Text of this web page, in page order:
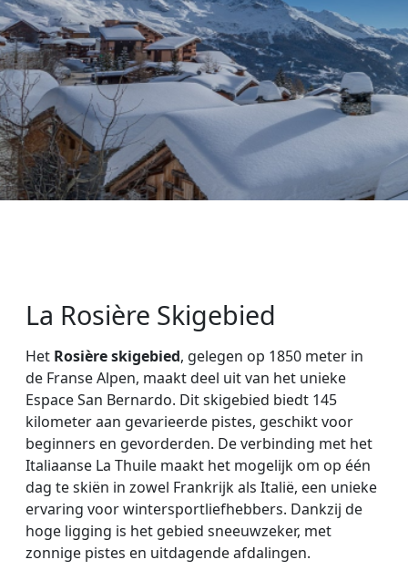
La Rosière Skigebied
Het Rosière skigebied, gelegen op 1850 meter in
de Franse Alpen, maakt deel uit van het unieke
Espace San Bernardo. Dit skigebied biedt 145
kilometer aan gevarieerde pistes, geschikt voor
beginners en gevorderden. De verbinding met het
Italiaanse La Thuile maakt het mogelijk om op één
dag te skiën in zowel Frankrijk als Italië, een unieke
ervaring voor wintersportliefhebbers. Dankzij de
hoge ligging is het gebied sneeuwzeker, met
zonnige pistes en uitdagende afdalingen.